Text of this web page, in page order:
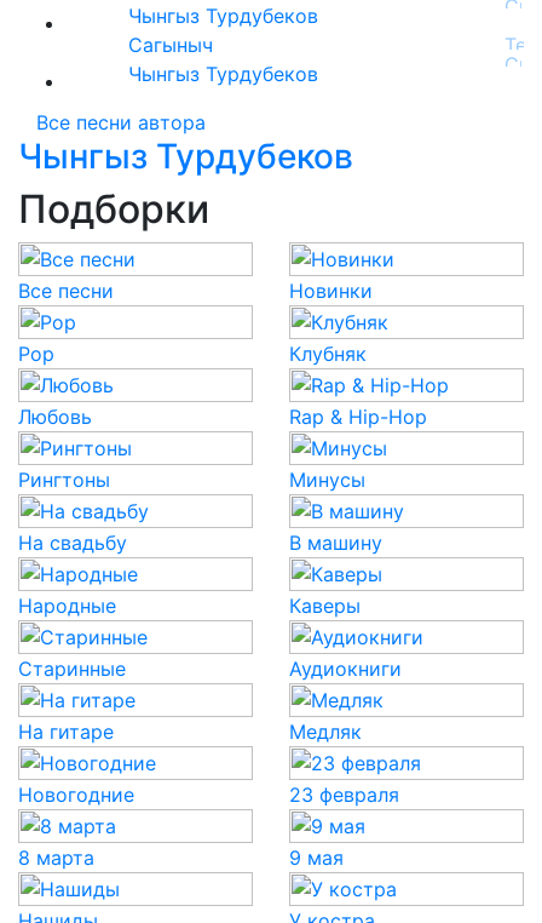
Чынгыз Турдубеков
Сагыныч
Чынгыз Турдубеков
Все песни автора
Чынгыз Турдубеков
Подборки
Все песни Новинки
Pop Клубняк
Любовь Rap & Hip-Hop
Рингтоны Минусы
На свадьбу В машину
Народные Каверы
Старинные Аудиокниги
На гитаре Медляк
Новогодние 23 февраля
8 марта 9 мая